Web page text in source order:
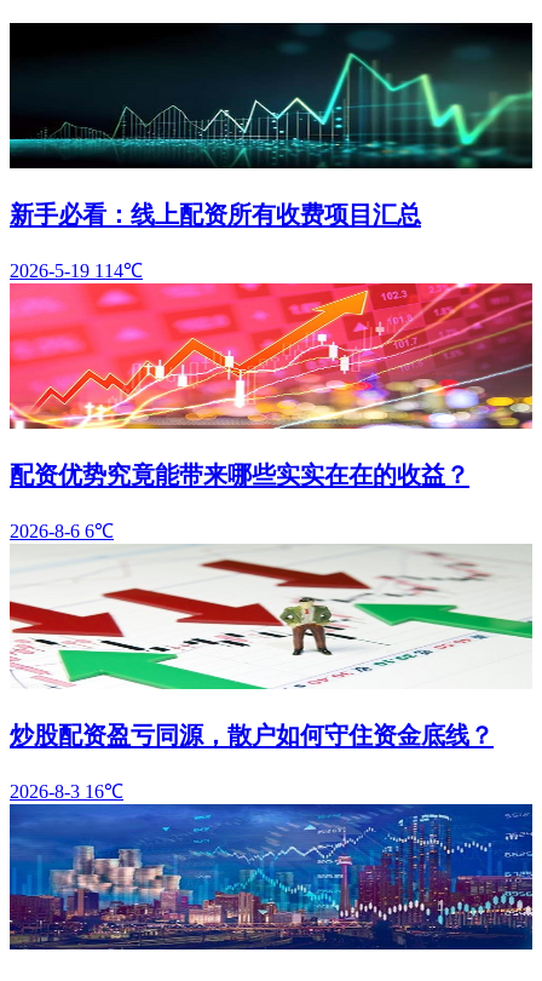
新手必看：线上配资所有收费项目汇总
2026-5-19 114℃
配资优势究竟能带来哪些实实在在的收益？
2026-8-6 6℃
炒股配资盈亏同源，散户如何守住资金底线？
2026-8-3 16℃